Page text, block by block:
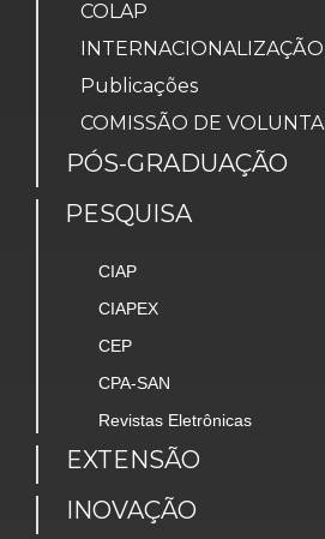
COLAP
INTERNACIONALIZAÇÃO
Publicações
COMISSÃO DE
PÓS-GRADUAÇÃO
PESQUISA
CIAP
CIAPEX
CEP
CPA-SAN
Revistas Eletrônicas
EXTENSÃO
INOVAÇÃO